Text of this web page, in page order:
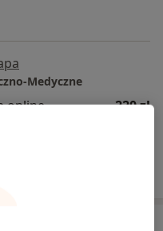
Medyczne
online
220 zł